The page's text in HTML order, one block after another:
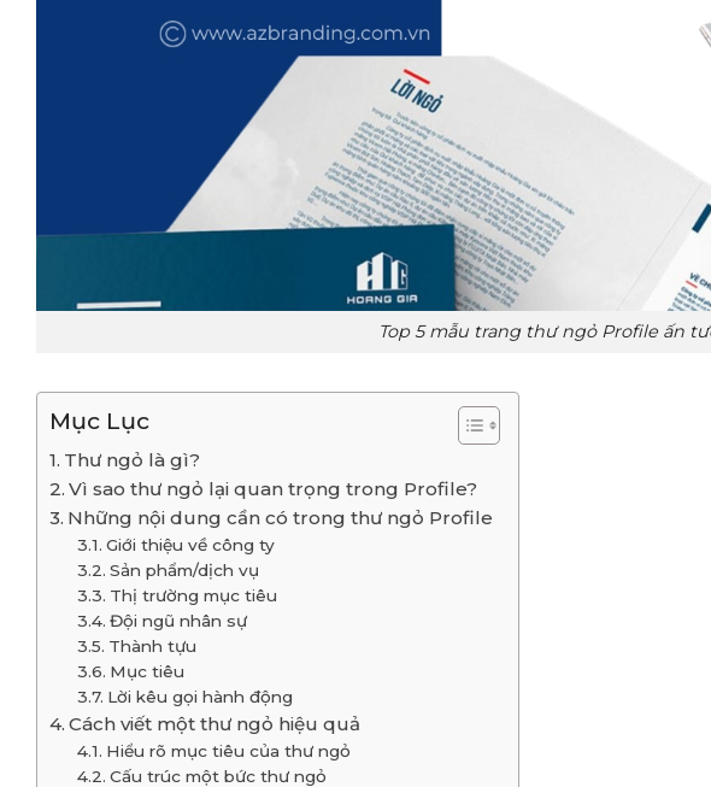
Top 5 mẫu trang thư ngỏ Profile ấn
Mục Lục
Thư ngỏ là gì?
Vì sao thư ngỏ lại quan trọng trong Profile?
Những nội dung cần có trong thư ngỏ Profile
Giới thiệu về công ty
Sản phẩm/dịch vụ
Thị trường mục tiêu
Đội ngũ nhân sự
Thành tựu
Mục tiêu
Lời kêu gọi hành động
Cách viết một thư ngỏ hiệu quả
Hiểu rõ mục tiêu của thư ngỏ
Cấu trúc một bức thư ngỏ